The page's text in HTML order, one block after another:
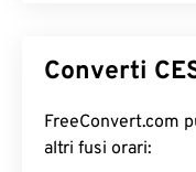
Converti
FreeConvert.com
altri fusi orari: